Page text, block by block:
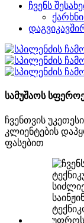
ჩვენს
სამუშაოს
ჩვენთვის
კლიენტების
ფასებით